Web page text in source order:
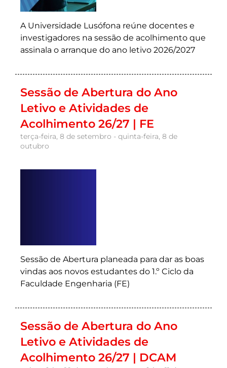
A Universidade Lusófona reúne docentes e
investigadores na sessão de acolhimento que
assinala o arranque do ano letivo 2026/2027
Sessão de Abertura do Ano
Letivo e Atividades de
Acolhimento 26/27 | FE
terça-feira, 8 de setembro - quinta-feira, 8 de
outubro
Sessão de Abertura planeada para dar as boas
vindas aos novos estudantes do 1.º Ciclo da
Faculdade Engenharia (FE)
Sessão de Abertura do Ano
Letivo e Atividades de
Acolhimento 26/27 | DCAM